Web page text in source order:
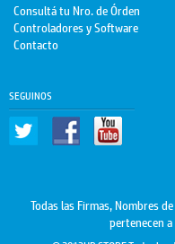
Consultá tu Nro. de Órden
Controladores y Software
Contacto
SEGUINOS
Todas las Firmas, Nombres
pertenecen